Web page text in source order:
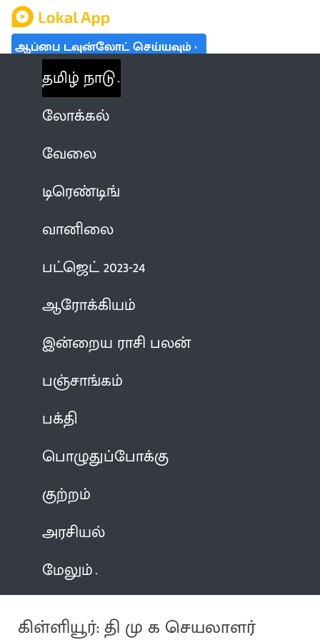
ஆப்பை டவுன்லோட் செய்யவும்
தமிழ் நாடு
லோக்கல்
வேலை
டிரெண்டிங்
வானிலை
பட்ஜெட் 2023-24
ஆரோக்கியம்
இன்றைய ராசி பலன்
பஞ்சாங்கம்
பக்தி
பொழுதுப்போக்கு
குற்றம்
அரசியல்
மேலும்
கிள்ளியூர்: தி மு க செயலாளர்